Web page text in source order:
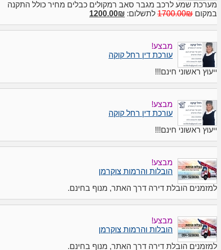
מערכת שמע לרכב מגבר סאב רמקולים כבלים מחיר כולל התקנה
במקום 1700.00₪ לתשלום: 1200.00₪
מבצע!
עורכת דין רחל קוקה
ייעוץ ראשוני חינם!!!
מבצע!
עורכת דין רחל קוקה
ייעוץ ראשוני חינם!!!
מבצע!
הובלות והרמות צוקרמן
למזמנים הובלת דירה דרך האתר, מנוף בחינם.
מבצע!
הובלות והרמות צוקרמן
למזמנים הובלת דירה דרך האתר, מנוף בחינם.